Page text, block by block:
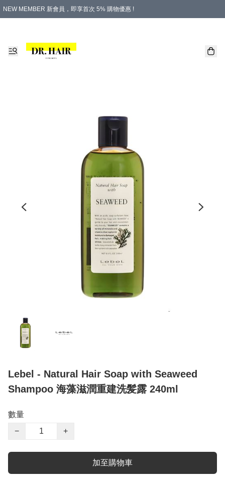
NEW MEMBER 新會員，即享首次 5% 購物優惠 !
Lebel - Natural Hair Soap with Seaweed
Shampoo 海藻滋潤重建洗髪露 240ml
數量
−
+
加至購物車